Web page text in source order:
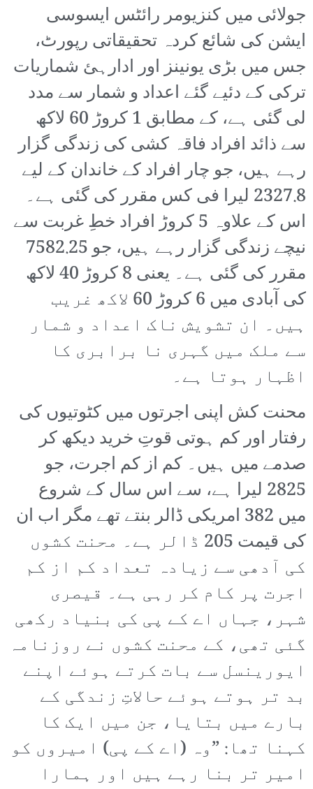
جولائی میں کنزیومر رائٹس ایسوسی
ایشن کی شائع کردہ تحقیقاتی رپورٹ،
جس میں بڑی یونینز اور ادارہئ شماریات
ترکی کے دئیے گئے اعداد و شمار سے مدد
لی گئی ہے، کے مطابق 1 کروڑ 60 لاکھ
سے ذائد افراد فاقہ کشی کی زندگی گزار
رہے ہیں، جو چار افراد کے خاندان کے لیے
2327.8 لیرا فی کس مقرر کی گئی ہے۔
اس کے علاوہ 5 کروڑ افراد خطِ غربت سے
نیچے زندگی گزار رہے ہیں، جو 7582.25
مقرر کی گئی ہے۔ یعنی 8 کروڑ 40 لاکھ
کی آبادی میں 6 کروڑ 60 لاکھ غریب
ہیں۔ ان تشویش ناک اعداد و شمار
سے ملک میں گہری نا برابری کا
اظہار ہوتا ہے۔
محنت کش اپنی اجرتوں میں کٹوتیوں کی
رفتار اور کم ہوتی قوتِ خرید دیکھ کر
صدمے میں ہیں۔ کم از کم اجرت، جو
2825 لیرا ہے، سے اس سال کے شروع
میں 382 امریکی ڈالر بنتے تھے مگر اب ان
کی قیمت 205 ڈالر ہے۔ محنت کشوں
کی آدھی سے زیادہ تعداد کم از کم
اجرت پر کام کر رہی ہے۔ قیصری
شہر، جہاں اے کے پی کی بنیاد رکھی
گئی تھی، کے محنت کشوں نے روزنامہ
ایورینسل سے بات کرتے ہوئے اپنے
بد تر ہوتے ہوئے حالاتِ زندگی کے
بارے میں بتایا، جن میں ایک کا
کہنا تھا: ”وہ (اے کے پی) امیروں کو
امیر تر بنا رہے ہیں اور ہمارا